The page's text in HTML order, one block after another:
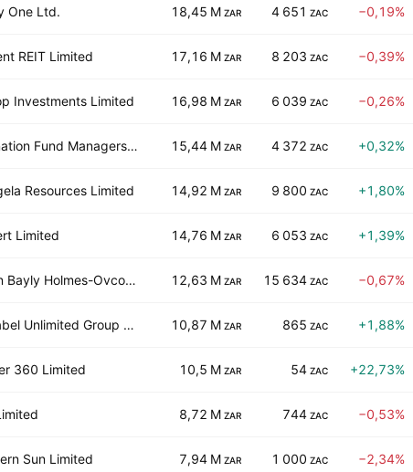
One Ltd. 18,45 M ZAR 4 651 ZAC −0,19%
REIT Limited 17,16 M ZAR 8 203 ZAC −0,39%
Investments Limited 16,98 M ZAR 6 039 ZAC −0,26%
Coronation Fund Managers Limited 15,44 M ZAR 4 372 ZAC +0,32%
Resources Limited 14,92 M ZAR 9 800 ZAC +1,80%
Limited 14,76 M ZAR 6 053 ZAC +1,39%
Wilson Bayly Holmes-Ovcon Limited 12,63 M ZAR 15 634 ZAC −0,67%
Blu Label Unlimited Group Ltd 10,87 M ZAR 865 ZAC +1,88%
360 Limited 10,5 M ZAR 54 ZAC +22,73%
8,72 M ZAR 744 ZAC −0,53%
Sun Limited 7,94 M ZAR 1 000 ZAC −2,34%